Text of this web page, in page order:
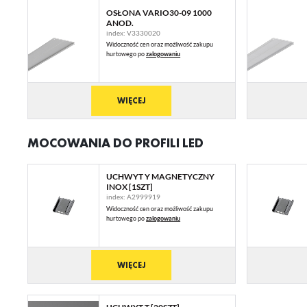
OSŁONA VARIO30-09 1000
ANOD.
index: V3330020
Widoczność cen oraz możliwość zakupu
hurtowego pozalogowaniu
WIĘCEJ
MOCOWANIA DO PROFILI LED
UCHWYT Y MAGNETYCZNY
INOX [1SZT]
index: A2999919
Widoczność cen oraz możliwość zakupu
hurtowego pozalogowaniu
WIĘCEJ